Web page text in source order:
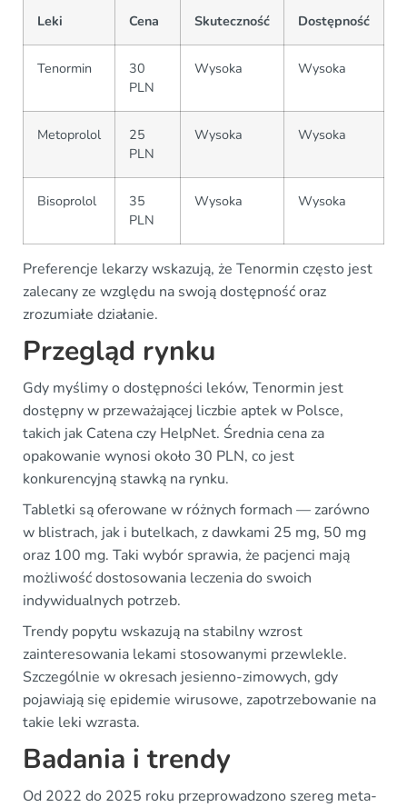
Leki Cena Skuteczność Dostępność
Tenormin
30
PLN
Wysoka Wysoka
Metoprolol
25
PLN
Wysoka Wysoka
Bisoprolol
35
PLN
Wysoka Wysoka
Preferencje lekarzy wskazują, że Tenormin często jest
zalecany ze względu na swoją dostępność oraz
zrozumiałe działanie.
Przegląd rynku
Gdy myślimy o dostępności leków, Tenormin jest
dostępny w przeważającej liczbie aptek w Polsce,
takich jak Catena czy HelpNet. Średnia cena za
opakowanie wynosi około 30 PLN, co jest
konkurencyjną stawką na rynku.
Tabletki są oferowane w różnych formach — zarówno
w blistrach, jak i butelkach, z dawkami 25 mg, 50 mg
oraz 100 mg. Taki wybór sprawia, że pacjenci mają
możliwość dostosowania leczenia do swoich
indywidualnych potrzeb.
Trendy popytu wskazują na stabilny wzrost
zainteresowania lekami stosowanymi przewlekle.
Szczególnie w okresach jesienno-zimowych, gdy
pojawiają się epidemie wirusowe, zapotrzebowanie na
takie leki wzrasta.
Badania i trendy
Od 2022 do 2025 roku przeprowadzono szereg meta-